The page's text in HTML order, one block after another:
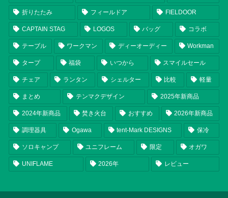
折りたたみ フィールドア FIELDOOR
CAPTAIN STAG LOGOS バッグ コラボ
テーブル ワークマン ディーオーディー Workman
タープ 福袋 いつから スマイルセール
チェア ランタン シェルター 比較 軽量
まとめ テンマクデザイン 2025年新商品
2024年新商品 焚き火台 おすすめ 2026年新商品
調理器具 Ogawa tent-Mark DESIGNS 保冷
ソロキャンプ ユニフレーム 限定 オガワ
UNIFLAME 2026年 レビュー